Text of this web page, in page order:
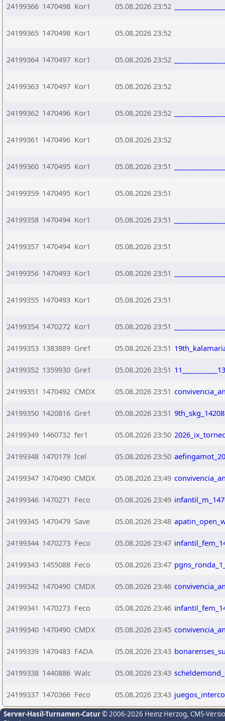
24199366 1470498 Kor1 05.08.2026 23:52
24199365 1470498 Kor1 05.08.2026 23:52
24199364 1470497 Kor1 05.08.2026 23:52
24199363 1470497 Kor1 05.08.2026 23:52
24199362 1470496 Kor1 05.08.2026 23:52
24199361 1470496 Kor1 05.08.2026 23:52
24199360 1470495 Kor1 05.08.2026 23:51
24199359 1470495 Kor1 05.08.2026 23:51
24199358 1470494 Kor1 05.08.2026 23:51
24199357 1470494 Kor1 05.08.2026 23:51
24199356 1470493 Kor1 05.08.2026 23:51
24199355 1470493 Kor1 05.08.2026 23:51
24199354 1470272 Kor1 05.08.2026 23:51
24199353 1383889 Gre1 05.08.2026 23:51
24199352 1359930 Gre1 05.08.2026 23:51
24199351 1470492 CMDX 05.08.2026 23:51
24199350 1420816 Gre1 05.08.2026 23:51
24199349 1460732 fer1 05.08.2026 23:50
24199348 1470179 Icel 05.08.2026 23:50
24199347 1470490 CMDX 05.08.2026 23:49
24199346 1470271 Feco 05.08.2026 23:49
24199345 1470479 Save 05.08.2026 23:48
24199344 1470273 Feco 05.08.2026 23:47
24199343 1455088 Feco 05.08.2026 23:47
24199342 1470490 CMDX 05.08.2026 23:46
24199341 1470273 Feco 05.08.2026 23:46
24199340 1470490 CMDX 05.08.2026 23:45
24199339 1470483 FADA 05.08.2026 23:43
24199338 1440886 Walc 05.08.2026 23:43
24199337 1470366 Feco 05.08.2026 23:43
Server-Hasil-Turnamen-Catur© 2006-2026 Heinz Herzog, CMS-